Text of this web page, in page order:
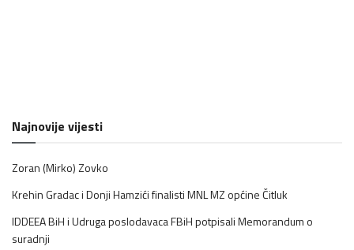
Najnovije vijesti
Zoran (Mirko) Zovko
Krehin Gradac i Donji Hamzići finalisti MNL MZ općine Čitluk
IDDEEA BiH i Udruga poslodavaca FBiH potpisali Memorandum o
suradnji